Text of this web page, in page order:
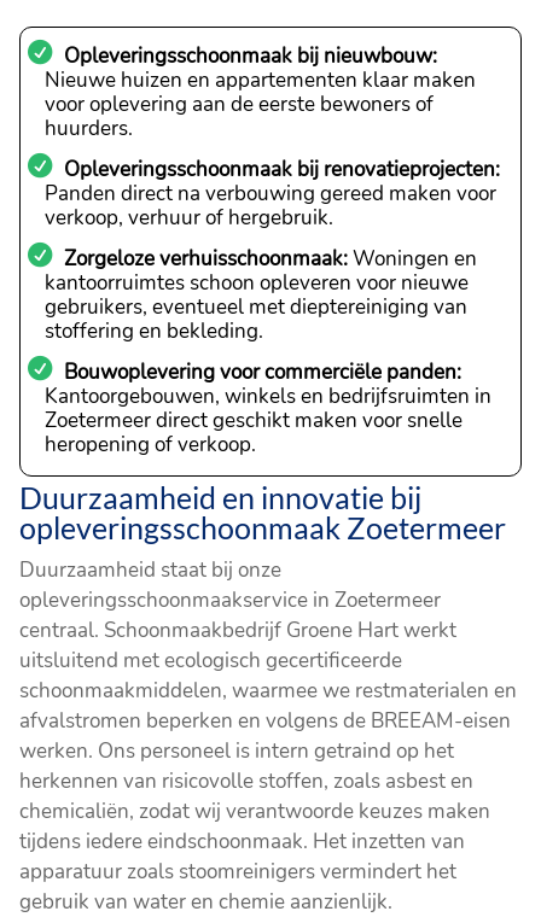
Opleveringsschoonmaak bij nieuwbouw:
Nieuwe huizen en appartementen klaar maken
voor oplevering aan de eerste bewoners of
huurders.
Opleveringsschoonmaak bij renovatieprojecten:
Panden direct na verbouwing gereed maken voor
verkoop, verhuur of hergebruik.
Zorgeloze verhuisschoonmaak:Woningen en
kantoorruimtes schoon opleveren voor nieuwe
gebruikers, eventueel met dieptereiniging van
stoffering en bekleding.
Bouwoplevering voor commerciële panden:
Kantoorgebouwen, winkels en bedrijfsruimten in
Zoetermeer direct geschikt maken voor snelle
heropening of verkoop.
Duurzaamheid en innovatie bij
opleveringsschoonmaak Zoetermeer
Duurzaamheid staat bij onze
opleveringsschoonmaakservice in Zoetermeer
centraal. Schoonmaakbedrijf Groene Hart werkt
uitsluitend met ecologisch gecertificeerde
schoonmaakmiddelen, waarmee we restmaterialen en
afvalstromen beperken en volgens de BREEAM-eisen
werken. Ons personeel is intern getraind op het
herkennen van risicovolle stoffen, zoals asbest en
chemicaliën, zodat wij verantwoorde keuzes maken
tijdens iedere eindschoonmaak. Het inzetten van
apparatuur zoals stoomreinigers vermindert het
gebruik van water en chemie aanzienlijk.